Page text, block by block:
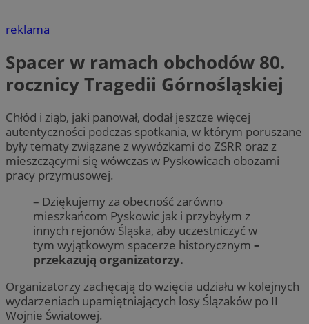
reklama
Spacer w ramach obchodów 80.
rocznicy Tragedii Górnośląskiej
Chłód i ziąb, jaki panował, dodał jeszcze więcej
autentyczności podczas spotkania, w którym poruszane
były tematy związane z wywózkami do ZSRR oraz z
mieszczącymi się wówczas w Pyskowicach obozami
pracy przymusowej.
– Dziękujemy za obecność zarówno
mieszkańcom Pyskowic jak i przybyłym z
innych rejonów Śląska, aby uczestniczyć w
tym wyjątkowym spacerze historycznym –
przekazują organizatorzy.
Organizatorzy zachęcają do wzięcia udziału w kolejnych
wydarzeniach upamiętniających losy Ślązaków po II
Wojnie Światowej.